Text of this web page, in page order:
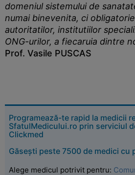
domeniul sistemului de
numai binevenita, ci
autoritatilor, institutiilor
ONG-urilor, a fiecaruia dintre
Prof. Vasile PUSCAS
Programează-te rapid la medicii
SfatulMedicului.ro prin serviciul
Clickmed
Găsești peste 7500 de medici cu
Alege medicul potrivit pentru: